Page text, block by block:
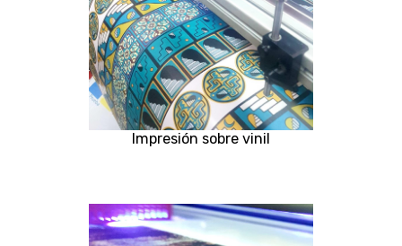
Impresión sobre vinil